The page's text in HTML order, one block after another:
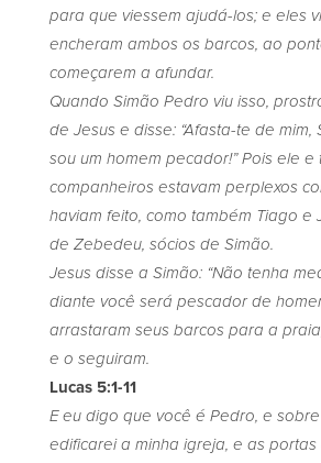
para que viessem ajudá-los; e eles
encheram ambos os barcos, ao
começarem a afundar.
Quando Simão Pedro viu isso,
de Jesus e disse: “Afasta-te de mim,
sou um homem pecador!”Pois ele e
companheiros estavam perplexos
haviam feito, como também Tiago e
de Zebedeu, sócios de Simão.
Jesus disse a Simão: “Não tenha
diante você será pescador de
arrastaram seus barcos para a
e o seguiram.
Lucas 5:1-11
E eu digo que você é Pedro, e
edificarei a minha igreja, e as